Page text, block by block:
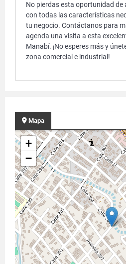
No pierdas esta oportunidad de
con todas las características
tu negocio. Contáctanos para
agenda una visita a esta
Manabí. ¡No esperes más y
zona comercial e industrial!
Mapa
+
−